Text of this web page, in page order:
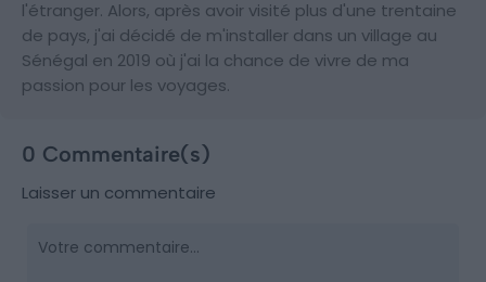
l'étranger. Alors, après avoir visité plus d'une trentaine
de pays, j'ai décidé de m'installer dans un village au
Sénégal en 2019 où j'ai la chance de vivre de ma
passion pour les voyages.
0 Commentaire(s)
Laisser un commentaire